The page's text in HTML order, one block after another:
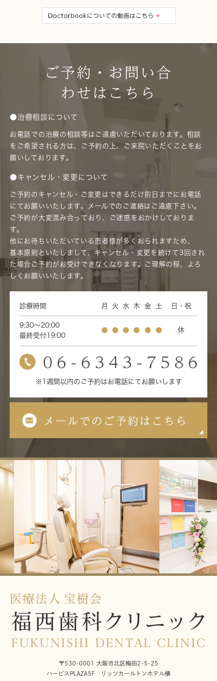
ご予約・お問い合
わせはこちら
●治療相談について
お電話での治療の相談等はご遠慮いただいております。相談
をご希望される方は、ご予約の上、ご来院いただくことをお
願いしております。
●キャンセル・変更について
ご予約のキャンセル・ご変更はできるだけ前日までにお電話
にてお願いいたします。メールでのご連絡はご遠慮下さい。
ご予約が大変混み合っており、ご迷惑をおかけしておりま
す。
他にお待ちいただいている患者様が多くおられますため、
基本原則といたしまして、キャンセル・変更を続けて3回され
た場合ご予約がお受けできなくなります。ご理解の程、よろ
しくお願いいたします。
診療時間 月 火 水 木 金 土 日・祝
9:30～20:00
最終受付19:00
● ● ● ● ● ● 休
※1週間以内のご予約はお電話にてお願いします
〒530-0001 大阪市北区梅田2-5-25
ハービスPLAZA5F リッツカールトンホテル横